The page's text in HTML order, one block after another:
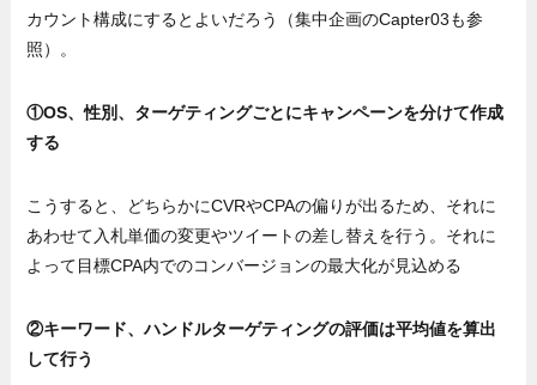
カウント構成にするとよいだろう（集中企画のCapter03も参
照）。
①OS、性別、ターゲティングごとにキャンペーンを分けて作成
する
こうすると、どちらかにCVRやCPAの偏りが出るため、それに
あわせて入札単価の変更やツイートの差し替えを行う。それに
よって目標CPA内でのコンバージョンの最大化が見込める
②キーワード、ハンドルターゲティングの評価は平均値を算出
して行う